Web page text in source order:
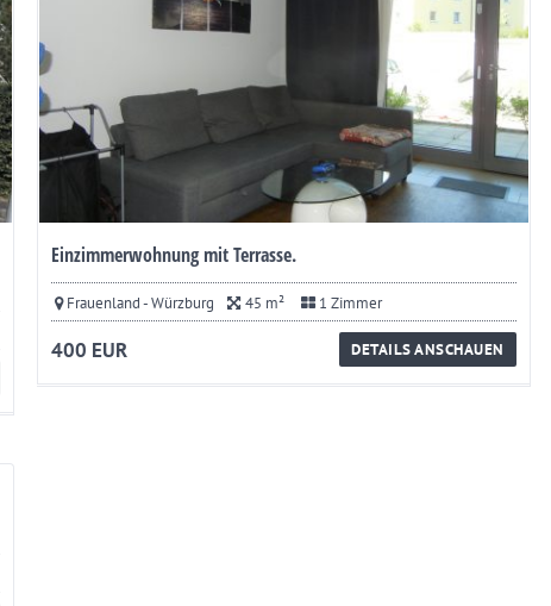
Einzimmerwohnung mit Terrasse.
Frauenland - Würzburg 45 m² 1 Zimmer
400 EUR DETAILS ANSCHAUEN